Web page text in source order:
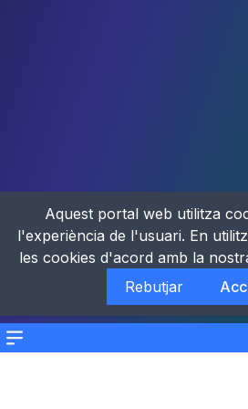
Menu
Aquest portal web utilitza
l'experiència de l'usuari. En
les cookies d'acord amb la
Rebutjar